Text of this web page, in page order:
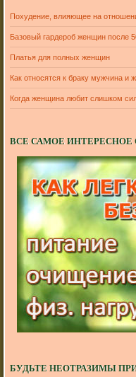
Похудение, влияющее на
Базовый гардероб женщин после
Платья для полных женщин
Как относятся к браку мужчина и
Когда женщина любит слишком
ВСЕ САМОЕ ИНТЕРЕСНОЕ
БУДЬТЕ НЕОТРАЗИМЫ